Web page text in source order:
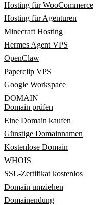
Hosting für WooCommerce
Hosting für Agenturen
Minecraft Hosting
Hermes Agent VPS
OpenClaw
Paperclip VPS
Google Workspace
DOMAIN
Domain prüfen
Eine Domain kaufen
Günstige Domainnamen
Kostenlose Domain
WHOIS
SSL-Zertifikat kostenlos
Domain umziehen
Domainendung